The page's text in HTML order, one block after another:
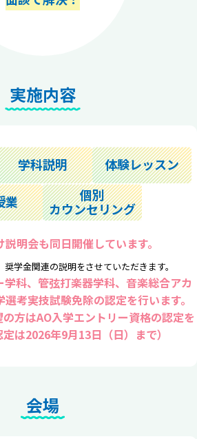
実施内容
学科説明 体験レッスン
業
個別
カウンセリング
明会も同日開催しています。
学金関連の説明をさせていただきます。
学科、管弦打楽器学科、音楽総合アカ
選考実技試験免除の認定を行います。
方はAO入学エントリー資格の認定を
は2026年9月13日（日）まで）
会場